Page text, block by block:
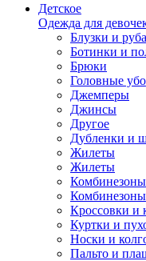
Детское
Одежда для
Блузки и
Ботинки и
Брюки
Головные
Джемперы
Джинсы
Другое
Дубленки и
Жилеты
Жилеты
Комбинезоны
Комбинезоны
Кроссовки и
Куртки и
Носки и
Пальто и